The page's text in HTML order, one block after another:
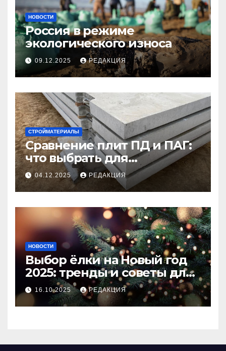
НОВОСТИ
Россия в режиме
экологического износа
09.12.2025 РЕДАКЦИЯ
СТРОЙМАТЕРИАЛЫ
Сравнение плит ПД и ПАГ:
что выбрать для
долговечного и прочного
покрытия
04.12.2025 РЕДАКЦИЯ
НОВОСТИ
Выбор ёлки на Новый год
2025: тренды и советы для
идеального праздника
16.10.2025 РЕДАКЦИЯ